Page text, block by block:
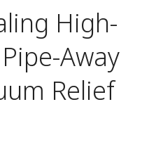
High-
Away
Relief